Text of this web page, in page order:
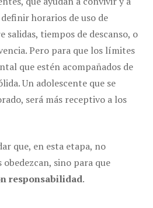
horarios de uso de
salidas, tiempos de descanso, o
Pero para que los límites
que estén acompañados de
Un adolescente que se
será más receptivo a los
que, en esta etapa, no
obedezcan, sino para que
responsabilidad.